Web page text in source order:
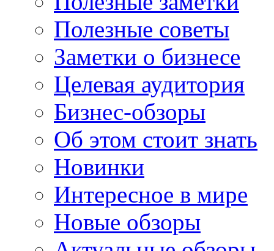
Полезные советы
Заметки о бизнесе
Целевая аудитория
Бизнес-обзоры
Об этом стоит знать
Новинки
Интересное в мире
Новые обзоры